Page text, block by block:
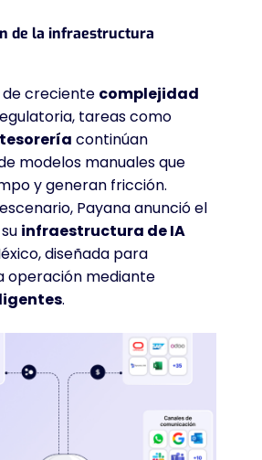
de la infraestructura
de creciente complejidad
tareas como
tesorería continúan
modelos manuales que
y generan fricción.
Payana anunció el
infraestructura de IA
diseñada para
operación mediante
.